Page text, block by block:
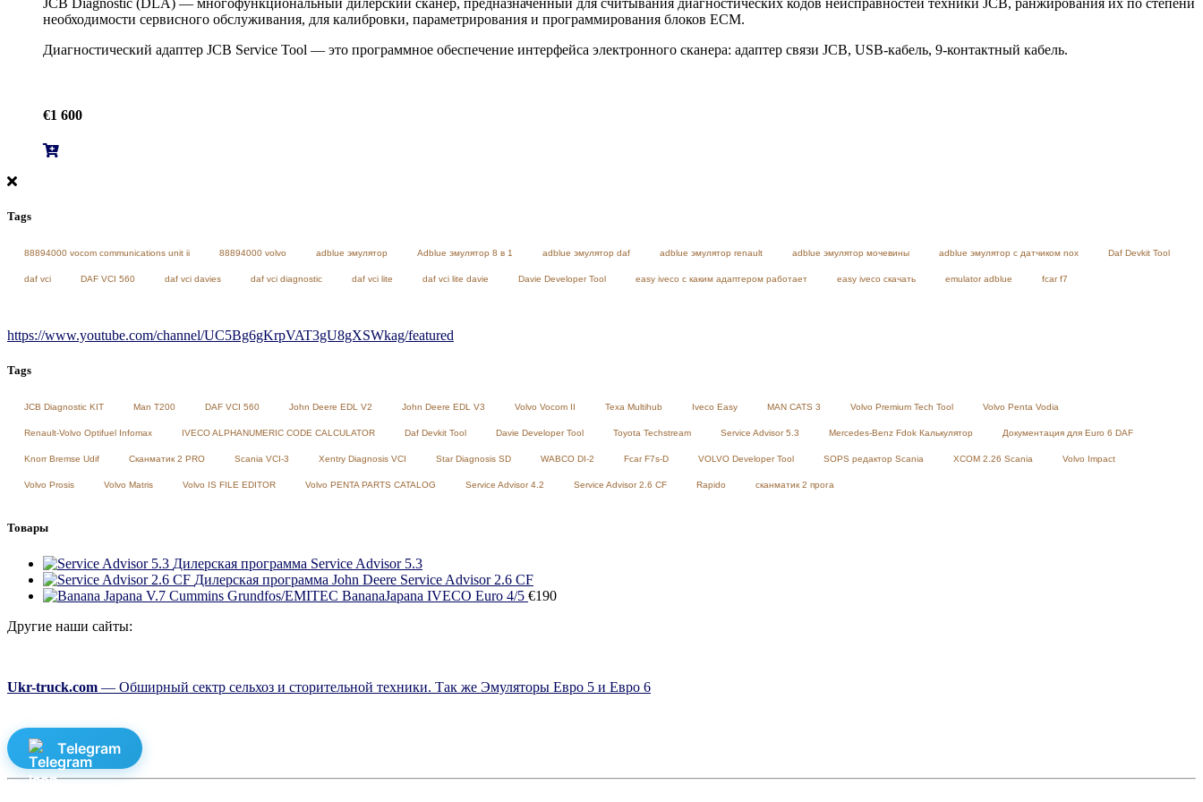
JCB Diagnostic (DLA) — многофункциональный дилерский сканер, предназначенный для считывания диагностических кодов неисправностей техники JCB, ранжирования их по степени
необходимости сервисного обслуживания, для калибровки, параметрирования и программирования блоков ECM.
Диагностический адаптер JCB Service Tool — это программное обеспечение интерфейса электронного сканера: адаптер связи JCB, USB-кабель, 9-контактный кабель.
€1 600
Tags
88894000 vocom communications unit ii 88894000 volvo adblue эмулятор Adblue эмулятор 8 в 1 adblue эмулятор daf adblue эмулятор renault adblue эмулятор мочевины adblue эмулятор с датчиком nox Daf Devkit Tool
daf vci DAF VCI 560 daf vci davies daf vci diagnostic daf vci lite daf vci lite davie Davie Developer Tool easy iveco с каким адаптером работает easy iveco скачать emulator adblue fcar f7
https://www.youtube.com/channel/UC5Bg6gKrpVAT3gU8gXSWkag/featured
Tags
JCB Diagnostic KIT Man T200 DAF VCI 560 John Deere EDL V2 John Deere EDL V3 Volvo Vocom II Texa Multihub Iveco Easy MAN CATS 3 Volvo Premium Tech Tool Volvo Penta Vodia
Renault-Volvo Optifuel Infomax IVECO ALPHANUMERIC CODE CALCULATOR Daf Devkit Tool Davie Developer Tool Toyota Techstream Service Advisor 5.3 Mercedes-Benz Fdok Калькулятор Документация для Euro 6 DAF
Knorr Bremse Udif Сканматик 2 PRO Scania VCI-3 Xentry Diagnosis VCI Star Diagnosis SD WABCO DI-2 Fcar F7s-D VOLVO Developer Tool SOPS редактор Scania XCOM 2.26 Scania Volvo Impact
Volvo Prosis Volvo Matris Volvo IS FILE EDITOR Volvo PENTA PARTS CATALOG Service Advisor 4.2 Service Advisor 2.6 CF Rapido сканматик 2 прога
Товары
Дилерская программа Service Advisor 5.3
Дилерская программа John Deere Service Advisor 2.6 CF
BananaJapana IVECO Euro 4/5 €190
Другие наши сайты:
Ukr-truck.com — Обширный сектр сельхоз и сторительной техники. Так же Эмуляторы Евро 5 и Евро 6
Telegram